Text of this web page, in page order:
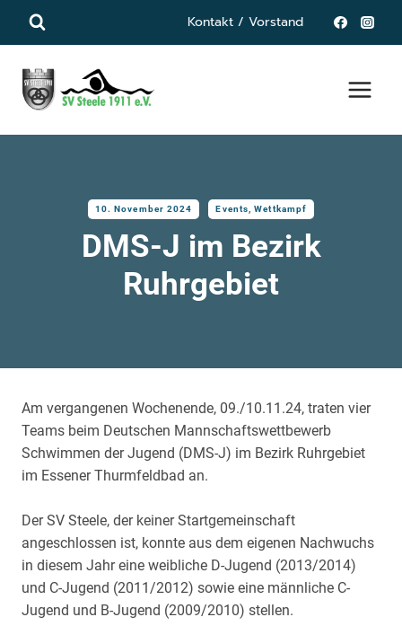
Inhalt
Kontakt / Vorstand
10. November 2024 Events ,Wettkampf
DMS-J im Bezirk
Ruhrgebiet
Am vergangenen Wochenende, 09./10.11.24, traten vier
Teams beim Deutschen Mannschaftswettbewerb
Schwimmen der Jugend (DMS-J) im Bezirk Ruhrgebiet
im Essener Thurmfeldbad an.
Der SV Steele, der keiner Startgemeinschaft
angeschlossen ist, konnte aus dem eigenen Nachwuchs
in diesem Jahr eine weibliche D-Jugend (2013/2014)
und C-Jugend (2011/2012) sowie eine männliche C-
Jugend und B-Jugend (2009/2010) stellen.